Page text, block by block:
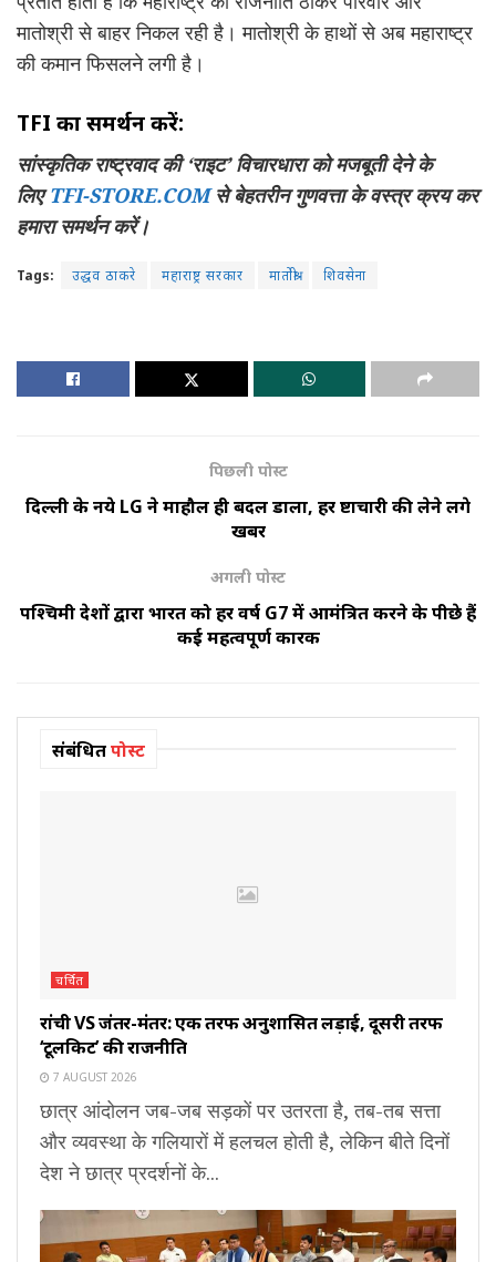
मातोश्री से बाहर निकल रही है। मातोश्री के हाथों से अब महाराष्ट्र
की कमान फिसलने लगी है।
TFI का समर्थन करें:
सांस्कृतिक राष्ट्रवाद की ‘राइट’ विचारधारा को मजबूती देने के
लिएTFI-STORE.COMसे बेहतरीन गुणवत्ता के वस्त्र क्रय कर
हमारा समर्थन करें।
Tags: उद्धव ठाकरे महाराष्ट्र सरकार मातोश्री शिवसेना
पिछली पोस्ट
दिल्ली के नये LG ने माहौल ही बदल डाला, हर भ्रष्टाचारी की लेने लगे
खबर
अगली पोस्ट
पश्चिमी देशों द्वारा भारत को हर वर्ष G7 में आमंत्रित करने के पीछे हैं
कई महत्वपूर्ण कारक
संबंधितपोस्ट
चर्चित
रांची VS जंतर-मंतर: एक तरफ अनुशासित लड़ाई, दूसरी तरफ
‘टूलकिट’ की राजनीति
7 AUGUST 2026
छात्र आंदोलन जब-जब सड़कों पर उतरता है, तब-तब सत्ता
और व्यवस्था के गलियारों में हलचल होती है, लेकिन बीते दिनों
देश ने छात्र प्रदर्शनों के...